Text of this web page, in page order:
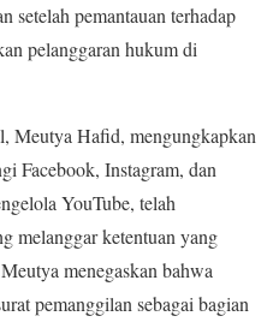
setelah pemantauan terhadap
pelanggaran hukum di
Meutya Hafid, mengungkapkan
Facebook, Instagram, dan
YouTube, telah
melanggar ketentuan yang
menegaskan bahwa
pemanggilan sebagai bagian